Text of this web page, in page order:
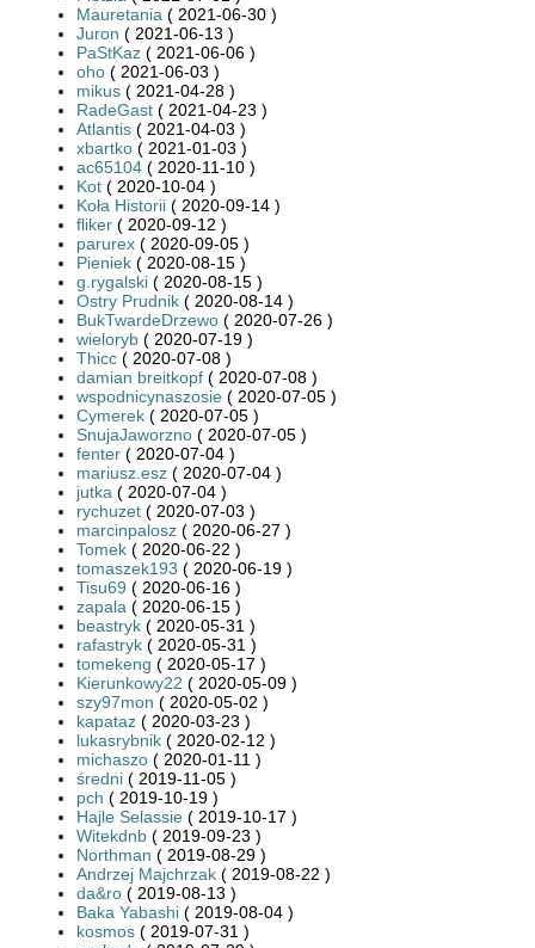
Mauretania ( 2021-06-30 )
Juron ( 2021-06-13 )
PaStKaz ( 2021-06-06 )
oho ( 2021-06-03 )
mikus ( 2021-04-28 )
RadeGast ( 2021-04-23 )
Atlantis ( 2021-04-03 )
xbartko ( 2021-01-03 )
ac65104 ( 2020-11-10 )
Kot ( 2020-10-04 )
Koła Historii ( 2020-09-14 )
fliker ( 2020-09-12 )
parurex ( 2020-09-05 )
Pieniek ( 2020-08-15 )
g.rygalski ( 2020-08-15 )
Ostry Prudnik ( 2020-08-14 )
BukTwardeDrzewo ( 2020-07-26 )
wieloryb ( 2020-07-19 )
Thicc ( 2020-07-08 )
damian breitkopf ( 2020-07-08 )
wspodnicynaszosie ( 2020-07-05 )
Cymerek ( 2020-07-05 )
SnujaJaworzno ( 2020-07-05 )
fenter ( 2020-07-04 )
mariusz.esz ( 2020-07-04 )
jutka ( 2020-07-04 )
rychuzet ( 2020-07-03 )
marcinpalosz ( 2020-06-27 )
Tomek ( 2020-06-22 )
tomaszek193 ( 2020-06-19 )
Tisu69 ( 2020-06-16 )
zapala ( 2020-06-15 )
beastryk ( 2020-05-31 )
rafastryk ( 2020-05-31 )
tomekeng ( 2020-05-17 )
Kierunkowy22 ( 2020-05-09 )
szy97mon ( 2020-05-02 )
kapataz ( 2020-03-23 )
lukasrybnik ( 2020-02-12 )
michaszo ( 2020-01-11 )
średni ( 2019-11-05 )
pch ( 2019-10-19 )
Hajle Selassie ( 2019-10-17 )
Witekdnb ( 2019-09-23 )
Northman ( 2019-08-29 )
Andrzej Majchrzak ( 2019-08-22 )
da&ro ( 2019-08-13 )
Baka Yabashi ( 2019-08-04 )
kosmos ( 2019-07-31 )